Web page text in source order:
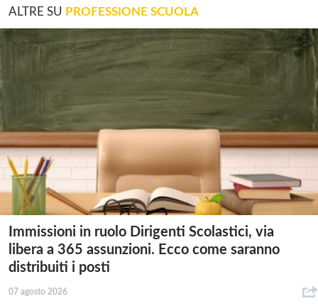
ALTRE SU PROFESSIONE SCUOLA
Immissioni in ruolo Dirigenti Scolastici, via
libera a 365 assunzioni. Ecco come saranno
distribuiti i posti
07 agosto 2026